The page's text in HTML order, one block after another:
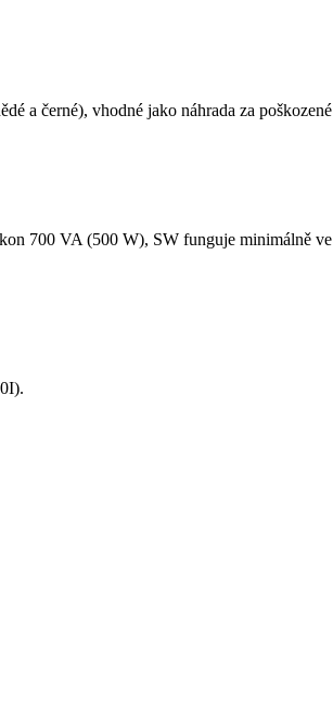
a černé), vhodné jako náhrada za
700 VA (500 W), SW funguje minimálně